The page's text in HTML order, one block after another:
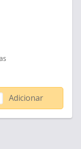
Quadros para
e Armários
de 6 mm!!
- Chaves e
20 a 1000
Várias
com Trava
Suporte Papel,
Adicionar